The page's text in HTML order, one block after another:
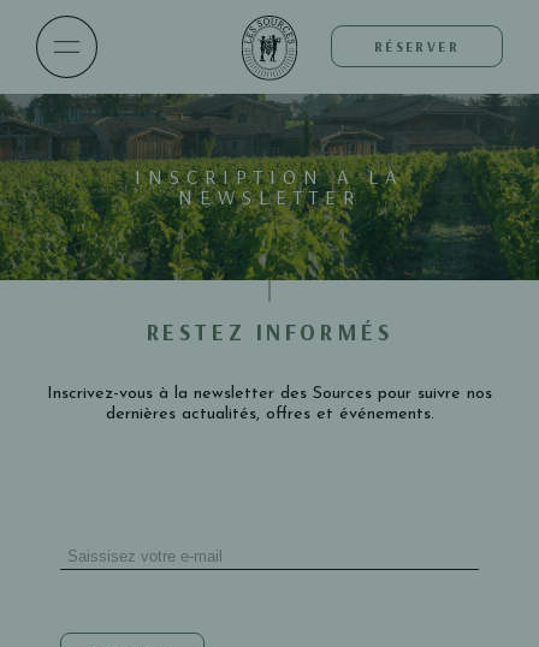
RÉSERVER
INSCRIPTION A LA
NEWSLETTER
RESTEZ INFORMÉS
Inscrivez-vous à la newsletter des Sources pour suivre nos
dernières actualités, offres et événements.